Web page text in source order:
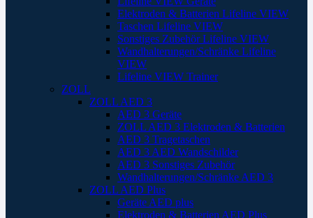
Elektroden & Batterien Lifeline VIEW
Taschen Lifeline VIEW
Sonstiges Zubehör Lifeline VIEW
Wandhalterungen/Schränke Lifeline
VIEW
Lifeline VIEW Trainer
ZOLL
ZOLL AED 3
AED 3 Geräte
ZOLL AED 3 Elektroden & Batterien
AED 3 Tragetaschen
AED 3 AED Wandschilder
AED 3 Sonstiges Zubehör
Wandhalterungen/Schränke AED 3
ZOLL AED Plus
Geräte AED plus
Elektroden & Batterien AED Plus